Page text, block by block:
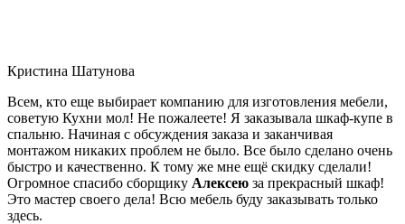
Кристина Шатунова
Всем, кто еще выбирает компанию для изготовления мебели,
советую Кухни мол! Не пожалеете! Я заказывала шкаф-купе в
спальню. Начиная с обсуждения заказа и заканчивая
монтажом никаких проблем не было. Все было сделано очень
быстро и качественно. К тому же мне ещё скидку сделали!
Огромное спасибо сборщику Алексею за прекрасный шкаф!
Это мастер своего дела! Всю мебель буду заказывать только
здесь.